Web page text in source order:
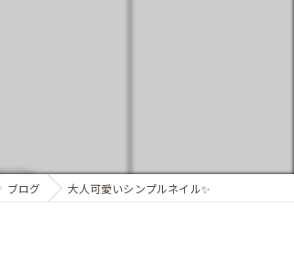
ブログ 大人可愛いシンプルネイル✨️